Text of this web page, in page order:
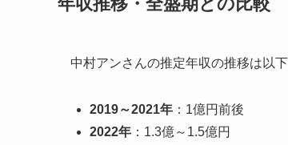
中村アンさんの推定年収の推移は以下
2019～2021年 ：1億円前後
2022年 ：1.3億～1.5億円